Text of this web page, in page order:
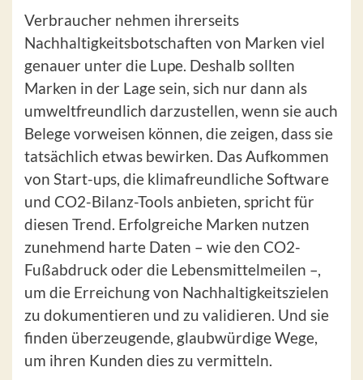
Verbraucher nehmen ihrerseits
Nachhaltigkeitsbotschaften von Marken viel
genauer unter die Lupe. Deshalb sollten
Marken in der Lage sein, sich nur dann als
umweltfreundlich darzustellen, wenn sie auch
Belege vorweisen können, die zeigen, dass sie
tatsächlich etwas bewirken. Das Aufkommen
von Start-ups, die klimafreundliche Software
und CO2-Bilanz-Tools anbieten, spricht für
diesen Trend. Erfolgreiche Marken nutzen
zunehmend harte Daten – wie den CO2-
Fußabdruck oder die Lebensmittelmeilen –,
um die Erreichung von Nachhaltigkeitszielen
zu dokumentieren und zu validieren. Und sie
finden überzeugende, glaubwürdige Wege,
um ihren Kunden dies zu vermitteln.